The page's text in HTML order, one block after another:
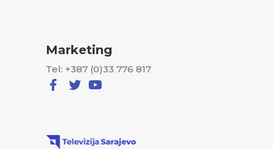
Marketing
Tel: +387 (0)33 776 817